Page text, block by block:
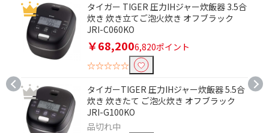
対応人数で絞り込む
～3人用
5人用
6人用
収納食器容量(食器点数)で絞り込む
～10点
タイガー TIGER 圧力IHジャー炊飯器 3.5合
炊き 炊き立てご泡火炊き オフブラック
JRI-C060KO
￥68,2006,820ポイント
☆☆☆☆☆
タイガーTIGER 圧力IHジャー炊飯器 5.5合
炊き 炊きたて ご泡火炊き オフブラック
JRI-G100KO
品切れ中